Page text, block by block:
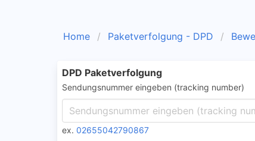
Home Paketverfolgung - DPD
DPD Paketverfolgung
Sendungsnummer eingeben (tracking number)
ex. 02655042790867